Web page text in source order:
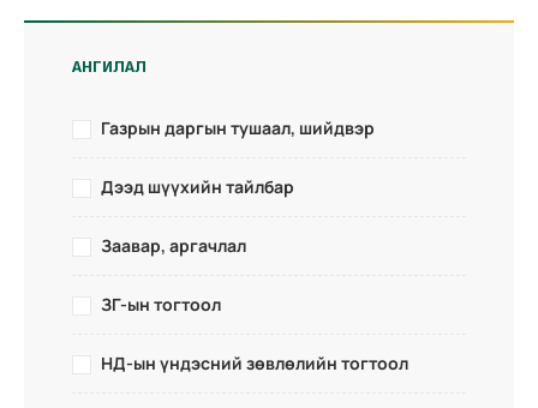
АНГИЛАЛ
Газрын даргын тушаал, шийдвэр
Дээд шүүхийн тайлбар
Заавар, аргачлал
ЗГ-ын тогтоол
НД-ын үндэсний зөвлөлийн тогтоол